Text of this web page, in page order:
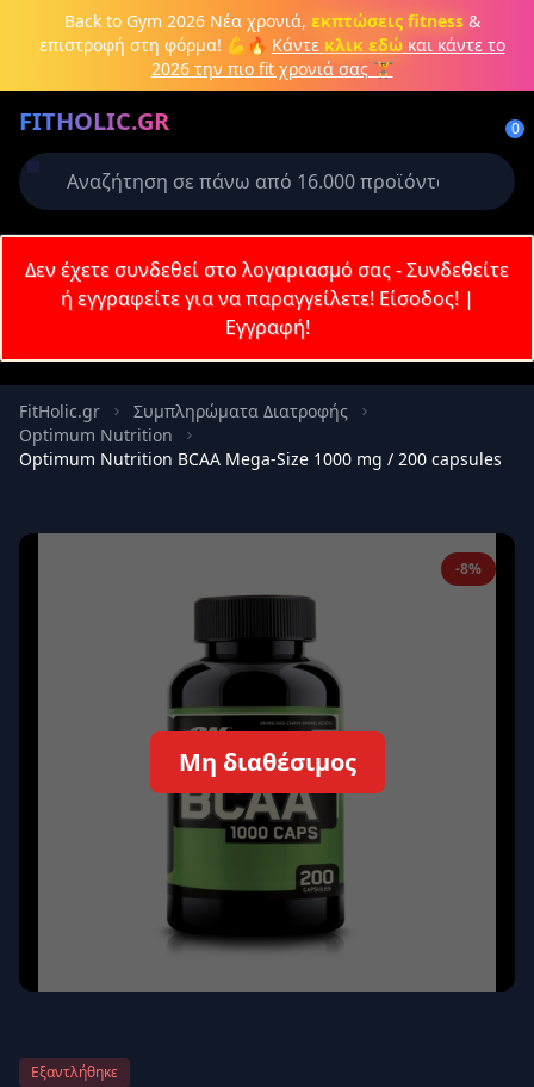
Μετάβαση στο κύριο περιεχόμενο
Back to Gym 2026Νέα χρονιά, εκπτώσεις fitness&
επιστροφή στη φόρμα! 💪🔥 Κάντε κλικ εδώκαι κάντε το
2026 την πιο fit χρονιά σας 🏋️
FITHOLIC.GR 0
Πρωτεΐνες Pre-Workout Aμινοξέα Καύση λίπους
Δεν έχετε συνδεθεί στο λογαριασμό σας - Συνδεθείτε
ή εγγραφείτε για να παραγγείλετε! Είσοδος!|
Εγγραφή!
FitHolic.gr
Συμπληρώματα Διατροφής
Optimum Nutrition
Optimum Nutrition BCAA Mega-Size 1000 mg / 200 capsules
-8%
Μη διαθέσιμος
Εξαντλήθηκε
Δημιουργήστε λογαριασμό ή
Απαιτείται για την ολοκλήρωση της
παραγγελίας σας
Σύνδεση Εγγραφή
Κωδικός
Σύνδεση
Δεν έχετε λογαριασμό; Εγγραφείτε εδώ
Ασφαλής σύνδεση